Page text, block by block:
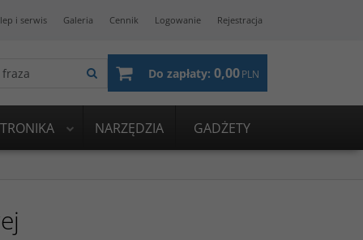
i serwis Galeria Cennik Logowanie Rejestracja
Do zapłaty: 0,00PLN
NARZĘDZIA GADŻETY